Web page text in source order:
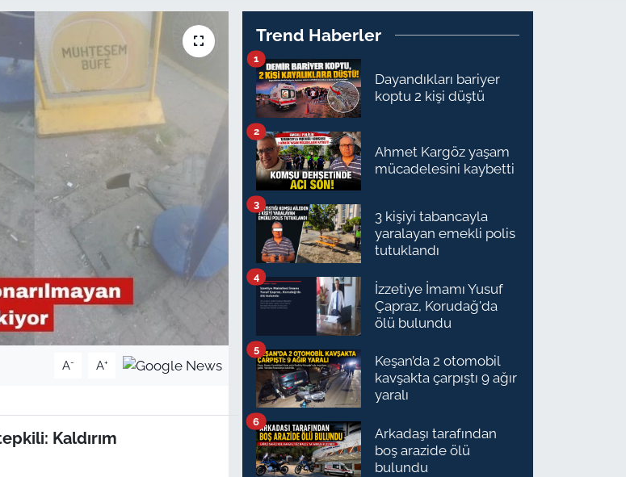
A- A+
Kaldırım
Trend Haberler
Dayandıkları bariyer
koptu 2 kişi düştü
1
Ahmet Kargöz yaşam
mücadelesini kaybetti
2
3 kişiyi tabancayla
yaralayan emekli polis
tutuklandı
3
İzzetiye İmamı Yusuf
Çapraz, Korudağ'da
ölü bulundu
4
Keşan’da 2 otomobil
kavşakta çarpıştı 9 ağır
yaralı
5
Arkadaşı tarafından
boş arazide ölü
bulundu
6